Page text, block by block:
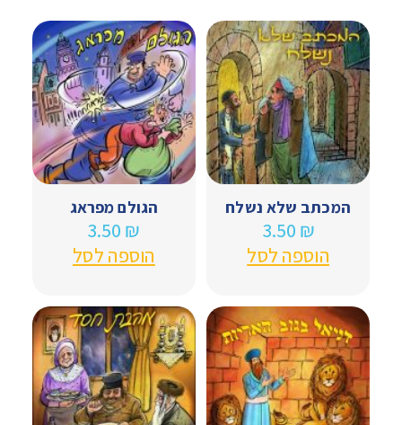
המכתב שלא נשלח
₪
הוספה לסל
הגולם מפראג
₪
הוספה לסל